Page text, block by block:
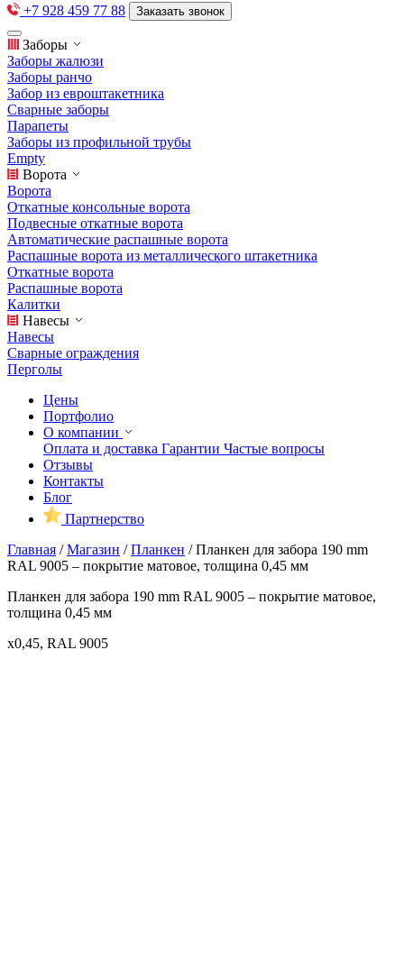
+7 928 459 77 88 Заказать звонок
Заборы
Заборы жалюзи
Заборы ранчо
Забор из евроштакетника
Сварные заборы
Парапеты
Заборы из профильной трубы
Empty
Ворота
Ворота
Откатные консольные ворота
Подвесные откатные ворота
Автоматические распашные ворота
Распашные ворота из металлического штакетника
Откатные ворота
Распашные ворота
Калитки
Навесы
Навесы
Сварные ограждения
Перголы
Цены
Портфолио
О компании
Оплата и доставка Гарантии Частые вопросы
Отзывы
Контакты
Блог
Партнерство
Главная /Магазин /Планкен /Планкен для забора 190 mm
RAL 9005 – покрытие матовое, толщина 0,45 мм
Планкен для забора 190 mm RAL 9005 – покрытие матовое,
толщина 0,45 мм
x0,45, RAL 9005